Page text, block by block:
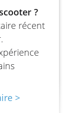
km
récent
?
>